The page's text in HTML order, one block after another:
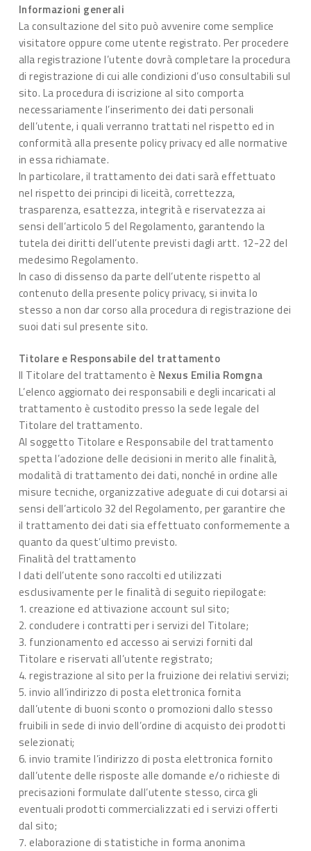
Informazioni generali
La consultazione del sito può avvenire come semplice
visitatore oppure come utente registrato. Per procedere
alla registrazione l’utente dovrà completare la procedura
di registrazione di cui alle condizioni d’uso consultabili sul
sito. La procedura di iscrizione al sito comporta
necessariamente l’inserimento dei dati personali
dell’utente, i quali verranno trattati nel rispetto ed in
conformità alla presente policy privacy ed alle normative
in essa richiamate.
In particolare, il trattamento dei dati sarà effettuato
nel rispetto dei principi di liceità, correttezza,
trasparenza, esattezza, integrità e riservatezza ai
sensi dell’articolo 5 del Regolamento, garantendo la
tutela dei diritti dell’utente previsti dagli artt. 12-22 del
medesimo Regolamento.
In caso di dissenso da parte dell’utente rispetto al
contenuto della presente policy privacy, si invita lo
stesso a non dar corso alla procedura di registrazione dei
suoi dati sul presente sito.
Titolare e Responsabile del trattamento
Il Titolare del trattamento è Nexus Emilia Romgna
L’elenco aggiornato dei responsabili e degli incaricati al
trattamento è custodito presso la sede legale del
Titolare del trattamento.
Al soggetto Titolare e Responsabile del trattamento
spetta l’adozione delle decisioni in merito alle finalità,
modalità di trattamento dei dati, nonché in ordine alle
misure tecniche, organizzative adeguate di cui dotarsi ai
sensi dell’articolo 32 del Regolamento, per garantire che
il trattamento dei dati sia effettuato conformemente a
quanto da quest’ultimo previsto.
Finalità del trattamento
I dati dell’utente sono raccolti ed utilizzati
esclusivamente per le finalità di seguito riepilogate:
1. creazione ed attivazione account sul sito;
2. concludere i contratti per i servizi del Titolare;
3. funzionamento ed accesso ai servizi forniti dal
Titolare e riservati all’utente registrato;
4. registrazione al sito per la fruizione dei relativi servizi;
5. invio all’indirizzo di posta elettronica fornita
dall’utente di buoni sconto o promozioni dallo stesso
fruibili in sede di invio dell’ordine di acquisto dei prodotti
selezionati;
6. invio tramite l’indirizzo di posta elettronica fornito
dall’utente delle risposte alle domande e/o richieste di
precisazioni formulate dall’utente stesso, circa gli
eventuali prodotti commercializzati ed i servizi offerti
dal sito;
7. elaborazione di statistiche in forma anonima